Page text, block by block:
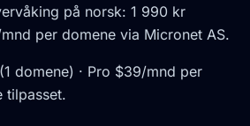
på norsk: 1 990 kr
per domene via Micronet AS.
domene) · Pro $39/mnd per
tilpasset.